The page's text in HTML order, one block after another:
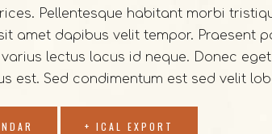
Pellentesque habitant morbi
amet dapibus velit tempor. Praesent
lectus lacus id neque. Donec
est. Sed condimentum est sed velit
+ ICAL EXPORT